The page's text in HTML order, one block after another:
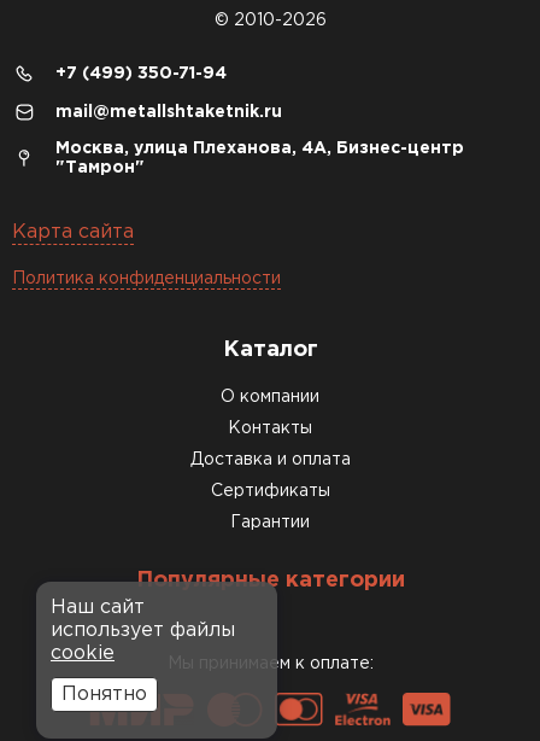
© 2010-2026
+7 (499) 350-71-94
mail@metallshtaketnik.ru
Москва, улица Плеханова, 4А, Бизнес-центр
"Тамрон"
Карта сайта
Политика конфиденциальности
Каталог
О компании
Контакты
Доставка и оплата
Сертификаты
Гарантии
Популярные категории
Мы принимаем к оплате:
Наш сайт
использует файлы
cookie
Понятно